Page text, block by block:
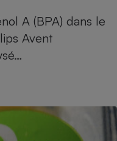
A (BPA) dans le
Avent